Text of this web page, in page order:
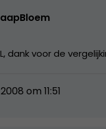
dank voor de
om 11:51